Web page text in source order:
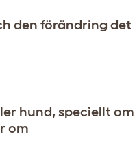
den förändring det
hund, speciellt om
om